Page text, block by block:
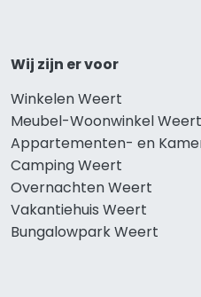
Wij zijn er voor
Winkelen Weert
Meubel-Woonwinkel Weert
Appartementen- en
Camping Weert
Overnachten Weert
Vakantiehuis Weert
Bungalowpark Weert